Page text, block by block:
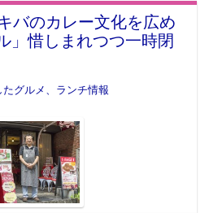
バのカレー文化を広め
」惜しまれつつ一時閉
グルメ、ランチ情報